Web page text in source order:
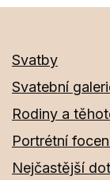
Svatby
Svatební
Rodiny a
Portrétní
Nejčastější